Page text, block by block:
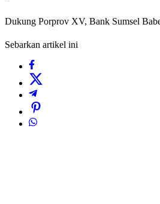
Dukung Porprov XV, Bank Sumsel
Sebarkan artikel ini